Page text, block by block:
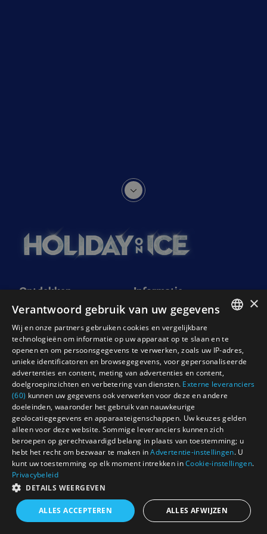
Ontdekken
Home
Tickets
FAQ
Groepsarrangementen
Geef Holiday on Ice cadeau
Duurzaamheid bij Holiday on
Ice
Informatie
Werken bij Holiday on Ice
Pers
Vragen over tickets
Contact
Algemene Voorwaarden
Privacy Policy
Corporate compliance
© Holiday on Ice 2025 – Designed, built and managed by
Dewynters Ltd
--- ```
ENGLISH
NEDERLANDS
DEUTSCH
FRANCAIS
×
Verantwoord gebruik van uw gegevens
Wij en onze partners gebruiken cookies en vergelijkbare
technologieën om informatie op uw apparaat op te slaan en te
openen en om persoonsgegevens te verwerken, zoals uw IP-adres,
unieke identificatoren en browsegegevens, voor gepersonaliseerde
advertenties en content, meting van advertenties en content,
doelgroepinzichten en verbetering van diensten. Externe leveranciers
(60) kunnen uw gegevens ook verwerken voor deze en andere
doeleinden, waaronder het gebruik van nauwkeurige
geolocatiegegevens en apparaateigenschappen. Uw keuzes gelden
alleen voor deze website. Sommige leveranciers kunnen zich
beroepen op gerechtvaardigd belang in plaats van toestemming; u
hebt het recht om bezwaar te maken inAdvertentie-instellingen. U
kunt uw toestemming op elk moment intrekken inCookie-instellingen.
Privacybeleid
DETAILS WEERGEVEN
ALLES ACCEPTEREN ALLES AFWIJZEN